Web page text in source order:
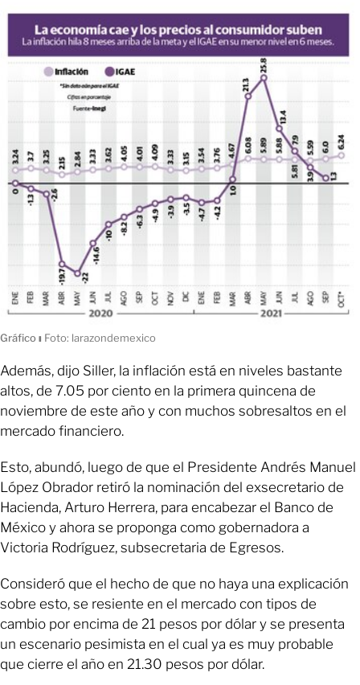
Gráficoı Foto: larazondemexico
Además, dijo Siller, la inflación está en niveles bastante
altos, de 7.05 por ciento en la primera quincena de
noviembre de este año y con muchos sobresaltos en el
mercado financiero.
Esto, abundó, luego de que el Presidente Andrés Manuel
López Obrador retiró la nominación del exsecretario de
Hacienda, Arturo Herrera, para encabezar el Banco de
México y ahora se proponga como gobernadora a
Victoria Rodríguez, subsecretaria de Egresos.
Consideró que el hecho de que no haya una explicación
sobre esto, se resiente en el mercado con tipos de
cambio por encima de 21 pesos por dólar y se presenta
un escenario pesimista en el cual ya es muy probable
que cierre el año en 21.30 pesos por dólar.